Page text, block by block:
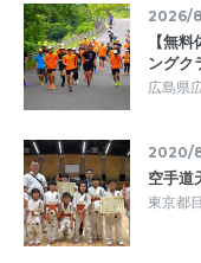
2026/
【無
ングク
広島県
2020/
空手道
東京都